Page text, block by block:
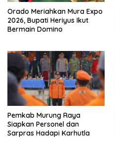
Orado Meriahkan Mura Expo
2026, Bupati Heriyus Ikut
Bermain Domino
Pemkab Murung Raya
Siapkan Personel dan
Sarpras Hadapi Karhutla